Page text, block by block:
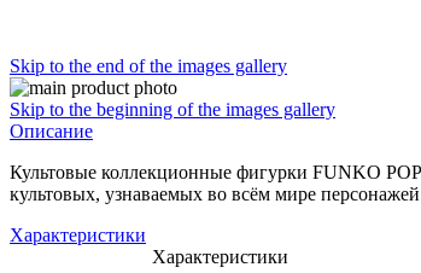
Skip to the end of the images gallery
Skip to the beginning of the images gallery
Описание
Культовые коллекционные фигурки FUNKO
культовых, узнаваемых во всём мире
Характеристики
Характеристики